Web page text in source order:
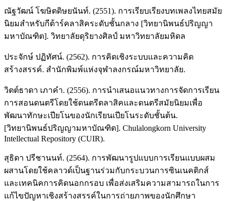
ณัฐวัฒน์ โฆษิตดิษยนันท์. (2551). การเรียบเรียงบทเพลงไทยสมัย
นิยมสำหรับกีต้าร์คลาสิคระดับชั้นกลาง [วิทยานิพนธ์ปริญญา
มหาบัณฑิต]. วิทยาลัยดุริยางศิลป์ มหาวิทยาลัยมหิดล
ประจักษ์ ปฏิทัศน์. (2562). การคิดเชิงระบบและความคิด
สร้างสรรค์. สำนักพิมพ์แห่งจุฬาลงกรณ์มหาวิทยาลัย.
วิตต์ธาดา เภาคำ. (2556). การนำเสนอแนวทางการจัดการเรียน
การสอนดนตรีโดยใช้ดนตรีตลาสิคและดนตรีสมัยนิยมเพื่อ
พัฒนาทักษะเปียโนของนักเรียนเปียโนระดับชั้นต้น.
[วิทยานิพนธ์ปริญญามหาบัณฑิต]. Chulalongkorn University
Intellectual Repository (CUIR).
สุธิดา ปรีชานนท์. (2564). การพัฒนารูปแบบการเรียนแบบผสม
ผสานโดยใช้คลาวด์เป็นฐานร่วมกับกระบวนการซินเนคติกส์
และเทคนิคการคิดนอกกรอบ เพื่อส่งเสริมความสามารถในการ
แก้ไขปัญหาเชิงสร้างสรรค์ในการถ่ายภาพของนักศึกษา